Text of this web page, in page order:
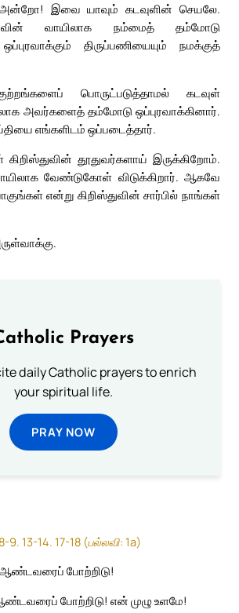
அன்றோ! இவை யாவும் கடவுளின் செயலே.
வாயிலாக நம்மைத் தம்மோடு
திருப்பணியையும் நமக்குத்
பொருட்படுத்தாமல் கடவுள்
அவர்களைத் தம்மோடு ஒப்புரவாக்கினார்.
எங்களிடம் ஒப்படைத்தார்.
தூதுவர்களாய் இருக்கிறோம்.
வேண்டுகோள் விடுக்கிறார். ஆகவே
என்று கிறிஸ்துவின் சார்பில் நாங்கள்
Prayers
daily Catholic prayers to enrich
your spiritual life.
PRAY NOW
9. 13-14. 17-18 (பல்லவி: 1a)
ஆண்டவரைப் போற்றிடு!
போற்றிடு! என் முழு உளமே!